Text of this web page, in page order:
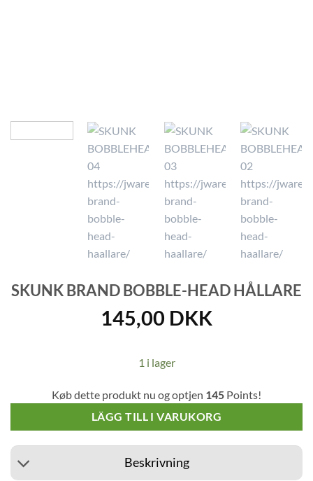
SKUNK BRAND BOBBLE-HEAD HÅLLARE
145,00 DKK
1 i lager
Køb dette produkt nu og optjen 145 Points!
LÄGG TILL I VARUKORG
Beskrivning